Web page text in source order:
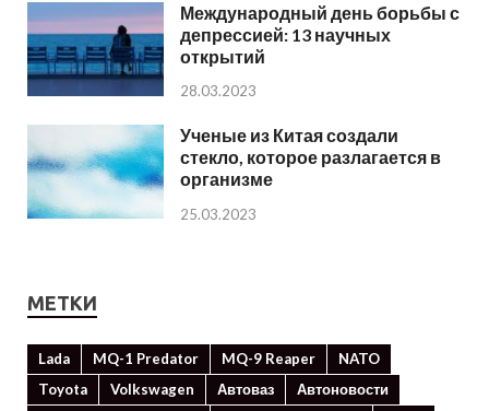
Международный день борьбы с
депрессией: 13 научных
открытий
28.03.2023
Ученые из Китая создали
стекло, которое разлагается в
организме
25.03.2023
МЕТКИ
Lada MQ-1 Predator MQ-9 Reaper
NATO
Toyota
Volkswagen Автоваз
Автоновости